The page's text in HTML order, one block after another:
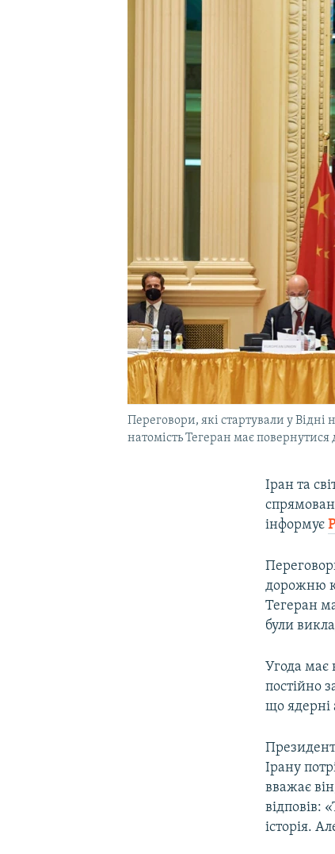
Переговори, які стартували у
натомість Тегеран має
Іран та
інформує
дорожню
Тегеран
були
Угода має
постійно
що ядерні
Ірану
вважає
відповів:
історія.